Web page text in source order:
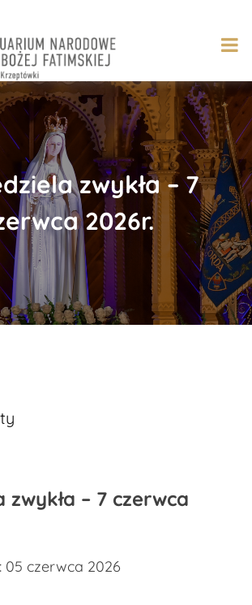
zwykła – 7
2026r.
zwykła – 7 czerwca
05 czerwca 2026